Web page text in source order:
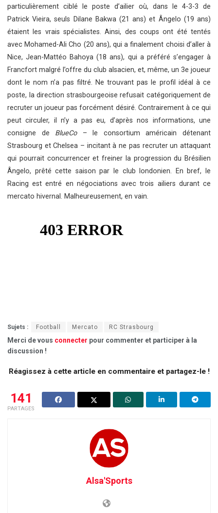
particulièrement ciblé le poste d’ailier où, dans le 4-3-3 de
Patrick Vieira, seuls Dilane Bakwa (21 ans) et Ângelo (19 ans)
étaient les vrais spécialistes. Ainsi, des coups ont été tentés
avec Mohamed-Ali Cho (20 ans), qui a finalement choisi d’aller à
Nice, Jean-Mattéo Bahoya (18 ans), qui a préféré s’engager à
Francfort malgré l’offre du club alsacien, et, même, un 3e joueur
dont le nom n’a pas filtré. Ne trouvant pas le profil idéal à ce
poste, la direction strasbourgeoise refusait catégoriquement de
recruter un joueur pas forcément désiré. Contrairement à ce qui
peut circuler, il n’y a pas eu, d’après nos informations, une
consigne de BlueCo– le consortium américain détenant
Strasbourg et Chelsea – incitant à ne pas recruter un attaquant
qui pourrait concurrencer et freiner la progression du Brésilien
Ângelo, prêté cette saison par le club londonien. En bref, le
Racing est entré en négociations avec trois ailiers durant ce
mercato hivernal. Malheureusement, en vain.
Sujets : Football Mercato RC Strasbourg
Merci de vous connecter pour commenter et participer à la
discussion !
Réagissez à cette article en commentaire et partagez-le !
141
PARTAGES
Alsa'Sports